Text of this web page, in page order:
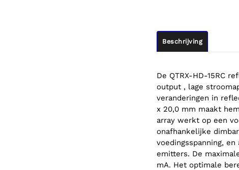
Beschrijving
De QTRX-HD-15RC
output , lage
veranderingen in
x 20,0 mm maakt
array werkt op een
onafhankelijke
voedingsspanning,
emitters. De
mA. Het optimale